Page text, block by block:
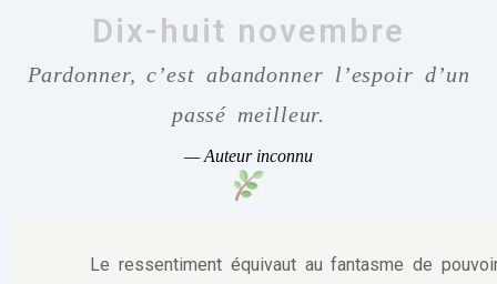
Dix-huit novembre
Pardonner, c’est abandonner l’espoir d’un
passé meilleur.
—Auteur inconnu
Le ressentiment équivaut au fantasme de